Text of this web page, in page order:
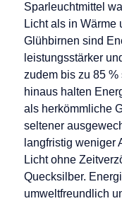
Sparleuchtmittel
Licht als in Wärme
Glühbirnen sind
leistungsstärker
zudem bis zu 85
hinaus halten
als herkömmliche
seltener
langfristig weniger
Licht ohne
Quecksilber.
umweltfreundlich